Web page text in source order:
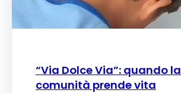
“Via Dolce Via”: quando la
comunità prende vita